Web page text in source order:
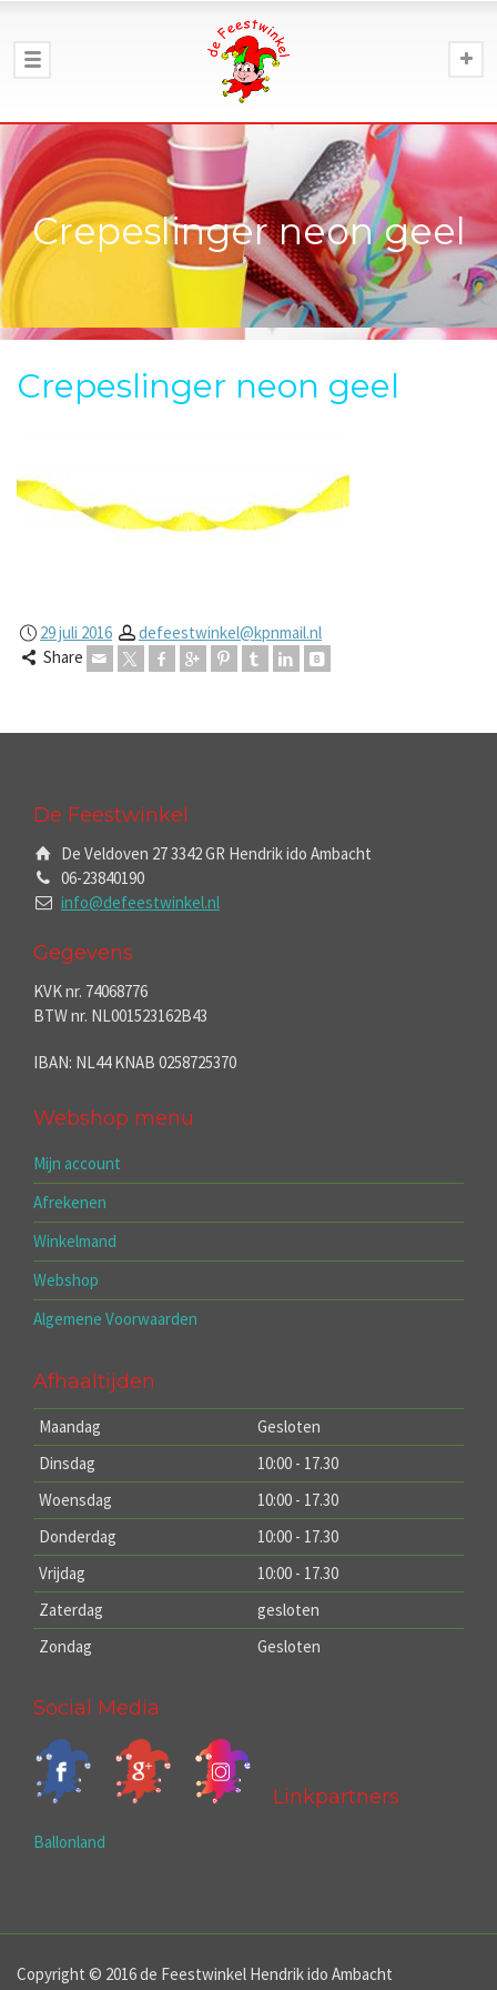
Crepeslinger neon geel
Crepeslinger neon geel
29 juli 2016
defeestwinkel@kpnmail.nl
Share
De Feestwinkel
De Veldoven 27 3342 GR Hendrik ido Ambacht
06-23840190
info@defeestwinkel.nl
Gegevens
KVK nr. 74068776
BTW nr. NL001523162B43
IBAN: NL44 KNAB 0258725370
Webshop menu
Mijn account
Afrekenen
Winkelmand
Webshop
Algemene Voorwaarden
Afhaaltijden
Maandag
Gesloten
Dinsdag
10:00 - 17.30
Woensdag
10:00 - 17.30
Donderdag
10:00 - 17.30
Vrijdag
10:00 - 17.30
Zaterdag
gesloten
Zondag
Gesloten
Social Media
Linkpartners
Ballonland
Copyright © 2016 de Feestwinkel Hendrik ido Ambacht